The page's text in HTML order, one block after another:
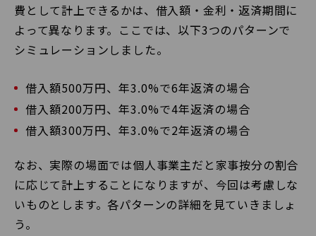
費として計上できるかは、借入額・金利・返済期間に
よって異なります。ここでは、以下3つのパターンで
シミュレーションしました。
借入額500万円、年3.0%で6年返済の場合
借入額200万円、年3.0%で4年返済の場合
借入額300万円、年3.0%で2年返済の場合
なお、実際の場面では個人事業主だと家事按分の割合
に応じて計上することになりますが、今回は考慮しな
いものとします。各パターンの詳細を見ていきましょ
う。